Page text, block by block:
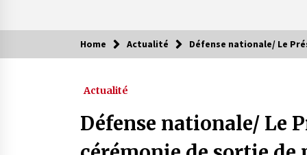
Contes de chez nous
4 ans ago
Home Actualité Défense nationale/ Le
Actualité
Défense nationale/ Le